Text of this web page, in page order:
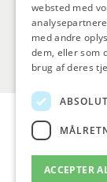
Tlf. 9846 4646
websted med
med andre
dem, eller som
brug af deres
ACCEPTER